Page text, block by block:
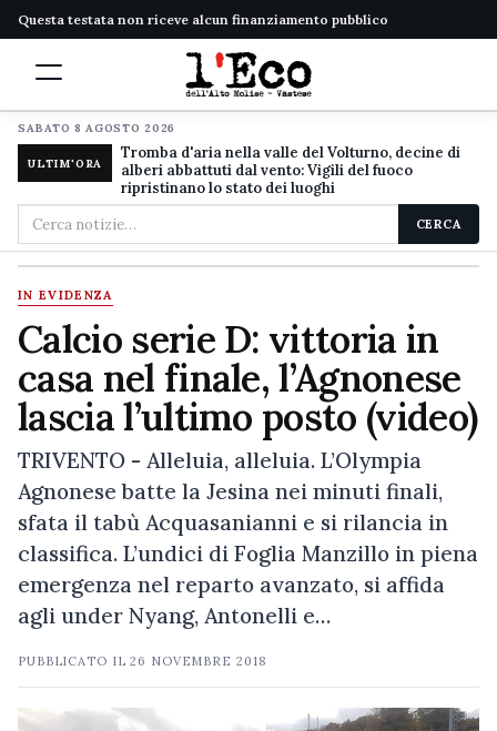
Questa testata non riceve alcun finanziamento pubblico
SABATO 8 AGOSTO 2026
ULTIM'ORA
Tromba d'aria nella valle del Volturno, decine di
alberi abbattuti dal vento: Vigili del fuoco
ripristinano lo stato dei luoghi
Cerca
nel
sito
CERCA
IN EVIDENZA
Calcio serie D: vittoria in
casa nel finale, l’Agnonese
lascia l’ultimo posto (video)
TRIVENTO - Alleluia, alleluia. L’Olympia
Agnonese batte la Jesina nei minuti finali,
sfata il tabù Acquasanianni e si rilancia in
classifica. L’undici di Foglia Manzillo in piena
emergenza nel reparto avanzato, si affida
agli under Nyang, Antonelli e…
PUBBLICATO IL26 NOVEMBRE 2018